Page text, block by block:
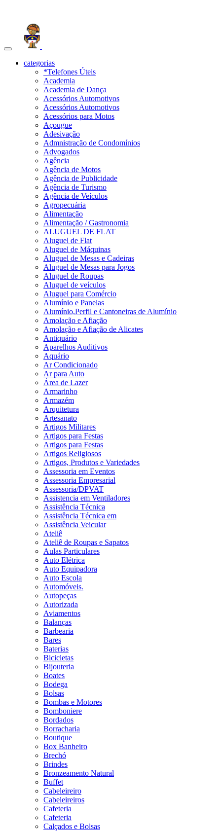
Toggle
navigationcategorias
*Telefones Úteis
Academia
Academia de Dança
Acessórios Automotivos
Acessórios Automotivos
Acessórios para Motos
Açougue
Adesivação
Admnistração de Condomínios
Advogados
Agência
Agência de Motos
Agência de Publicidade
Agência de Turismo
Agência de Veículos
Agropecuária
Alimentação
Alimentação / Gastronomia
ALUGUEL DE FLAT
Aluguel de Flat
Aluguel de Máquinas
Aluguel de Mesas e Cadeiras
Aluguel de Mesas para Jogos
Aluguel de Roupas
Aluguel de veículos
Aluguel para Comércio
Alumínio e Panelas
Alumínio,Perfil e Cantoneiras de Alumínio
Amolação e Afiação
Amolação e Afiação de Alicates
Antiquário
Aparelhos Auditivos
Aquário
Ar Condicionado
Ar para Auto
Área de Lazer
Armarinho
Armazém
Arquitetura
Artesanato
Artigos Militares
Artigos para Festas
Artigos para Festas
Artigos Religiosos
Artigos, Produtos e Variedades
Assessoria em Eventos
Assessoria Empresarial
Assessoria/DPVAT
Assistencia em Ventiladores
Assistência Técnica
Assistência Técnica em
Assistência Veicular
Ateliê
Ateliê de Roupas e Sapatos
Aulas Particulares
Auto Elétrica
Auto Equipadora
Auto Escola
Automóveis.
Autopeças
Autorizada
Aviamentos
Balanças
Barbearia
Bares
Baterias
Bicicletas
Bijouteria
Boates
Bodega
Bolsas
Bombas e Motores
Bomboniere
Bordados
Borracharia
Boutique
Box Banheiro
Brechó
Brindes
Bronzeamento Natural
Buffet
Cabeleireiro
Cabeleireiros
Cafeteria
Cafeteria
Calçados e Bolsas